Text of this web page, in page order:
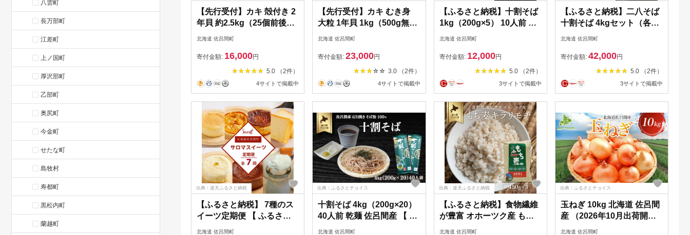
八雲町
長万部町
江差町
上ノ国町
厚沢部町
乙部町
奥尻町
今金町
せたな町
島牧村
寿都町
黒松内町
蘭越町
【先行受付】カキ 殻付き 2
年貝 約2.5kg（25個前後）
佐呂間産（10月中旬以降順
SRMA002
北海道 佐呂間町
寄付金額: 16,000円
5.0 （2件）
4サイトで掲載中
【先行受付】カキ むき身
大粒 1年貝 1kg（500g無水
パック×2） 佐呂間産（10
定） SRMA001
北海道 佐呂間町
寄付金額:23,000円
3.0 （2件）
4サイトで掲載中
【ふるさと納税】十割そば
1kg（200g×5） 10人前 佐
呂間産 【 ふるさと納税 人
工食品 麺類 そば 蕎麦 ソバ
十割そば 十割ソバ 十割蕎
麦 北海道 佐呂間町 送料無
料 】 SRMI019
北海道 佐呂間町
寄付金額: 12,000円
5.0 （2件）
3サイトで掲載中
【ふるさと納税】二八そば
十割そば 4kgセット（各
200g×10） 40人前 佐呂間
すすめ ランキング 加工食
品 麺類 そば 蕎麦 ソバ 二八
そば 十割そば 二八ソバ 十
割ソバ 北海道 佐呂間町 送
料無料 】 SRMI027
北海道 佐呂間町
寄付金額: 42,000円
5.0 （2件）
3サイトで掲載中
出典：楽天ふるさと納税
【ふるさと納税】 7種のス
イーツ定期便 【 ふるさと
納税 人気 おすすめ ランキ
北海道 佐呂間町
出典：ふるさとチョイス
十割そば 4kg（200g×20）
40人前 乾麺 佐呂間産 【 ふ
るさと納税 人気 おすすめ
北海道 佐呂間町
出典：楽天ふるさと納税
【ふるさと納税】食物繊維
が豊富 オホーツク産 もち
麦 「キラリモチ」450g×3
北海道 佐呂間町
出典：ふるさとチョイス
玉ねぎ 10kg 北海道 佐呂間
産 （2026年10月出荷開始
先行予約） 【 ふるさと納
北海道 佐呂間町